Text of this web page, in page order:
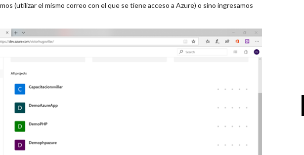
(utilizar el mismo correo con el que se tiene acceso a Azure) o sino ingresamos